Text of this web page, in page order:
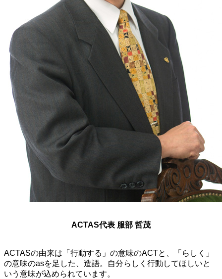
ACTAS代表 服部 哲茂
ACTASの由来は「行動する」の意味のACTと、「らしく」
の意味のasを足した、造語。自分らしく行動してほしいと
いう意味が込められています。